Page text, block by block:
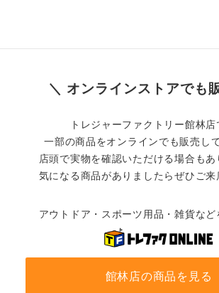
＼ オンラインストアでも
トレジャーファクトリー館林店
一部の商品をオンラインでも販売し
店頭で実物を確認いただける場合もあ
気になる商品がありましたらぜひご来
アウトドア・スポーツ用品・雑貨など
館林店の商品を見る